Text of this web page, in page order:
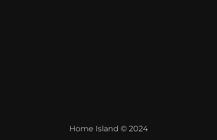
Home Island © 2024